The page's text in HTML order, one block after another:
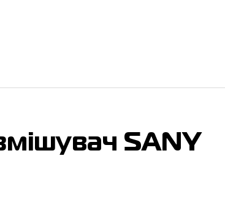
SANY